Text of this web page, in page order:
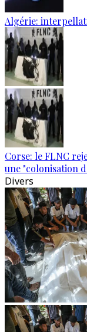
Algérie:
Corse: le FLNC
une "colonisation
Divers